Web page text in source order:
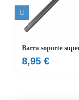
8,95 €